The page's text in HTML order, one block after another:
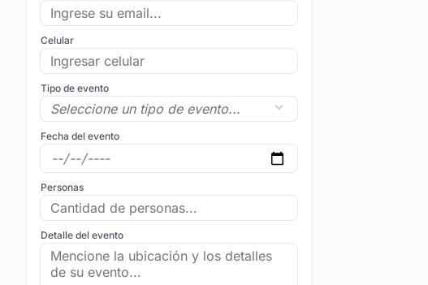
Celular
Tipo de evento
Fecha del evento
Personas
Detalle del evento